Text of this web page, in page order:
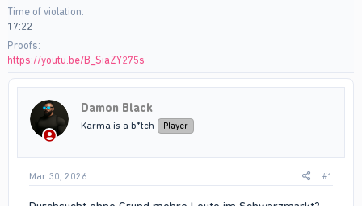
Time of violation
17:22
Proofs
https://youtu.be/B_SiaZY275s
Damon Black
Karma is a b*tch Player
Mar 30, 2026 #1